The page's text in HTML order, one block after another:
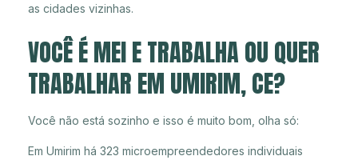
as cidades vizinhas.
VOCÊ É MEI E TRABALHA OU QUER
TRABALHAR EM UMIRIM, CE?
Você não está sozinho e isso é muito bom, olha só:
Em Umirim há 323 microempreendedores individuais